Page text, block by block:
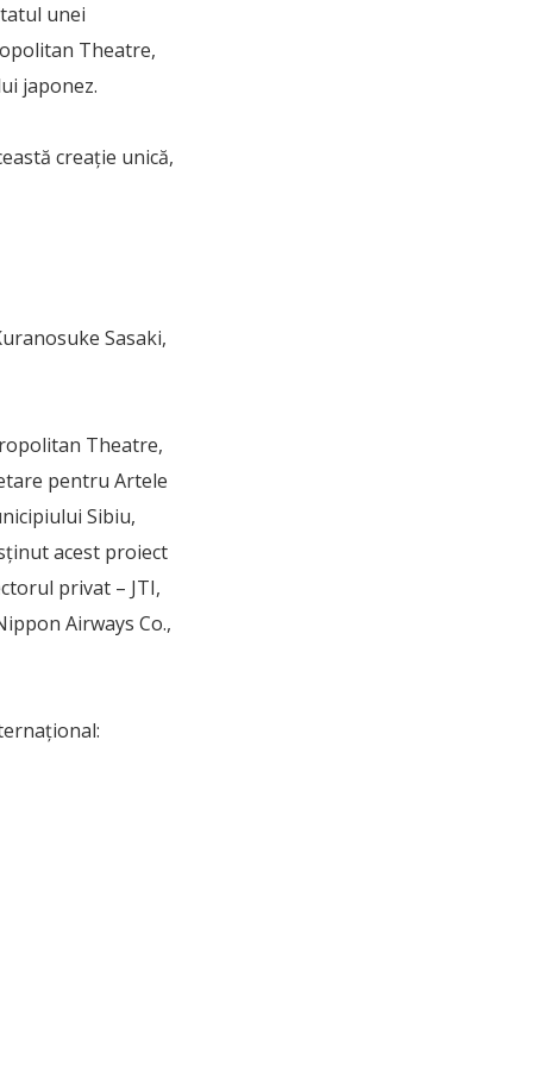
unei
Theatre,
japonez.
creație unică,
Sasaki,
Theatre,
pentru Artele
Sibiu,
acest proiect
privat – JTI,
Airways Co.,